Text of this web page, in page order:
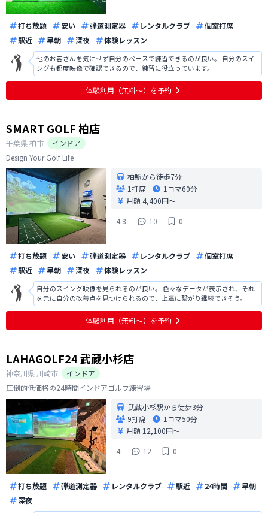
打ち放題 安い 弾道測定器 レンタルクラブ
個室打席
駅近
早朝 深夜 体験レッスン
他のお客さんを気にせず自分のペースで練習できるのが良い。 自分のスイ
ングも都度映像で確認できるので、練習に役立っています。
体験利用（無料〜）を予約
SMART GOLF 柏店
千葉県柏市
インドア
Design Your Golf Life
柏駅から徒歩7分
1打席
1コマ60分
月額 4,400円〜
4.8
10 0
打ち放題 安い 弾道測定器 レンタルクラブ
個室打席
駅近
早朝 深夜 体験レッスン
自分のスイング映像を見られるのが良い。 色々なデータが表示され、それ
を元に自分の改善点を見つけられるので、上達に繋がり継続できそう。
体験利用（無料〜）を予約
LAHAGOLF24 武蔵小杉店
神奈川県 川崎市
インドア
圧倒的低価格の24時間インドアゴルフ練習場
武蔵小杉駅から徒歩3分
9打席
1コマ50分
月額 12,100円〜
4
12 0
打ち放題 弾道測定器 レンタルクラブ 駅近 24時間
早朝
深夜